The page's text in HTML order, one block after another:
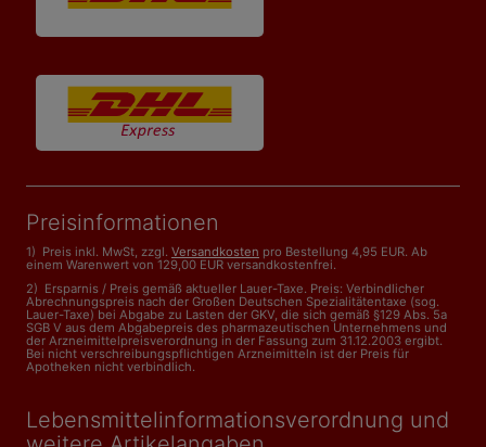
Preisinformationen
1) Preis inkl. MwSt, zzgl. Versandkosten pro Bestellung 4,95 EUR. Ab
einem Warenwert von 129,00 EUR versandkostenfrei.
2) Ersparnis / Preis gemäß aktueller Lauer-Taxe. Preis: Verbindlicher
Abrechnungspreis nach der Großen Deutschen Spezialitätentaxe (sog.
Lauer-Taxe) bei Abgabe zu Lasten der GKV, die sich gemäß §129 Abs. 5a
SGB V aus dem Abgabepreis des pharmazeutischen Unternehmens und
der Arzneimittelpreisverordnung in der Fassung zum 31.12.2003 ergibt.
Bei nicht verschreibungspflichtigen Arzneimitteln ist der Preis für
Apotheken nicht verbindlich.
Lebensmittelinformations­verordnung und